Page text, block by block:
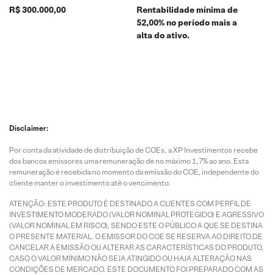
R$ 300.000,00
Rentabilidade mínima de
52,00% no período mais a
alta do ativo.
Disclaimer:
Por conta da atividade de distribuição de COEs, a XP Investimentos recebe
dos bancos emissores uma remuneração de no máximo 1,7% ao ano. Esta
remuneração é recebida no momento da emissão do COE, independente do
cliente manter o investimento até o vencimento.
ATENÇÃO: ESTE PRODUTO É DESTINADO A CLIENTES COM PERFIL DE
INVESTIMENTO MODERADO (VALOR NOMINAL PROTEGIDO) E AGRESSIVO
(VALOR NOMINAL EM RISCO), SENDO ESTE O PÚBLICO A QUE SE DESTINA
O PRESENTE MATERIAL. O EMISSOR DO COE SE RESERVA AO DIREITO DE
CANCELAR A EMISSÃO OU ALTERAR AS CARACTERÍSTICAS DO PRODUTO,
CASO O VALOR MÍNIMO NÃO SEJA ATINGIDO OU HAJA ALTERAÇÃO NAS
CONDIÇÕES DE MERCADO. ESTE DOCUMENTO FOI PREPARADO COM AS